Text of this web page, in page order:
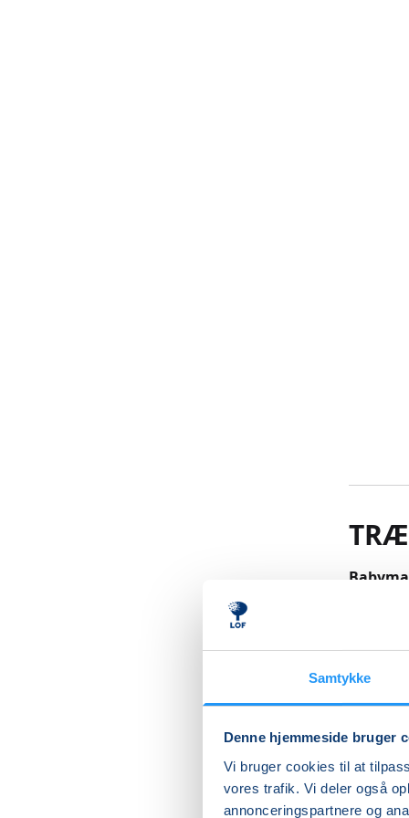
Samtykke
Denne hjemmeside bruger
Vi bruger cookies til at
vores trafik. Vi deler også
annonceringspartnere og
første
typiske
styrker
enkelt